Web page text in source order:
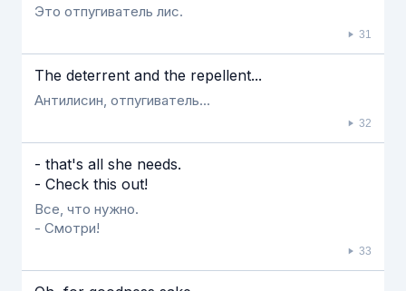
Это отпугиватель лис.
31
The deterrent and the repellent...
Антилисин, отпугиватель...
32
- that's all she needs.
- Check this out!
Все, что нужно.
- Смотри!
33